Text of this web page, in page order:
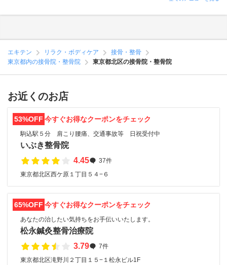
エキテン リラク・ボディケア
接骨・整骨
東京都内の接骨院・整骨院
東京都北区の接骨院・整骨院
お近くのお店
53%OFF 今すぐお得なクーポンをチェック
駒込駅５分 肩こり腰痛、交通事故等 日祝受付中
いぶき整骨院
4.45
37件
東京都北区西ケ原１丁目５４−６
65%OFF 今すぐお得なクーポンをチェック
あなたの治したい気持ちをお手伝いいたします。
松永鍼灸整骨治療院
3.79
7件
東京都北区滝野川２丁目１５−１松永ビル1F